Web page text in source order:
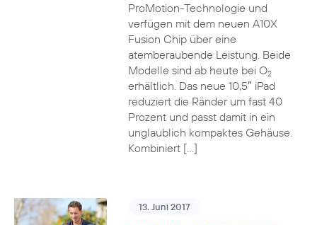
ProMotion-Technologie und
verfügen mit dem neuen A10X
Fusion Chip über eine
atemberaubende Leistung. Beide
Modelle sind ab heute bei O2
erhältlich. Das neue 10,5″ iPad
reduziert die Ränder um fast 40
Prozent und passt damit in ein
unglaublich kompaktes Gehäuse.
Kombiniert […]
13. Juni 2017